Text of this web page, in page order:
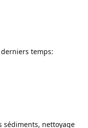
temps:
sédiments, nettoyage